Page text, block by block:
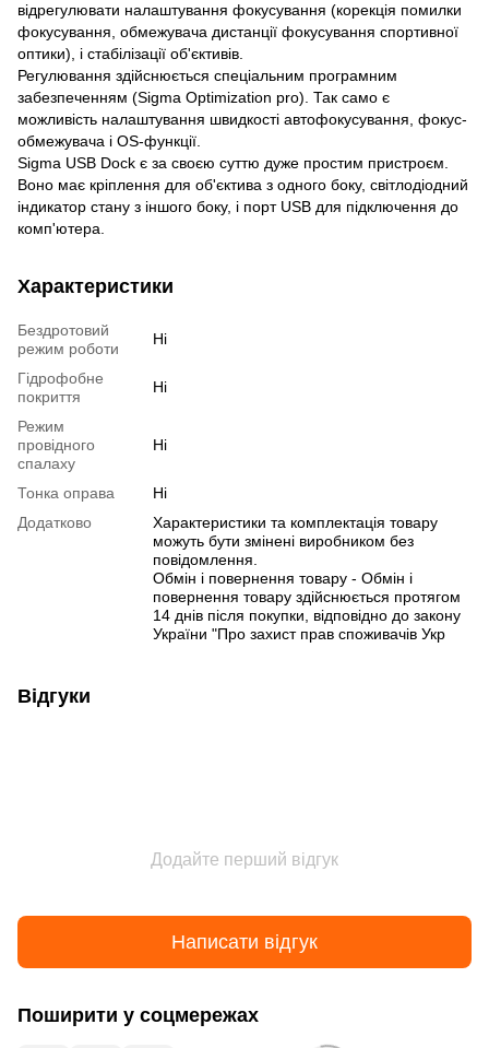
відрегулювати налаштування фокусування (корекція помилки
фокусування, обмежувача дистанції фокусування спортивної
оптики), і стабілізації об'єктивів.
Регулювання здійснюється спеціальним програмним
забезпеченням (Sigma Optimization pro). Так само є
можливість налаштування швидкості автофокусування, фокус-
обмежувача і OS-функції.
Sigma USB Dock є за своєю суттю дуже простим пристроєм.
Воно має кріплення для об'єктива з одного боку, світлодіодний
індикатор стану з іншого боку, і порт USB для підключення до
комп'ютера.
Характеристики
Бездротовий
режим роботи
Ні
Гідрофобне
покриття
Ні
Режим
провідного
спалаху
Ні
Тонка оправа
Ні
Додатково
Характеристики та комплектація товару
можуть бути змінені виробником без
повідомлення.
Обмін і повернення товару - Обмін і
повернення товару здійснюється протягом
14 днів після покупки, відповідно до закону
України "Про захист прав споживачів Укр
Відгуки
Додайте перший відгук
Написати відгук
Поширити у соцмережах